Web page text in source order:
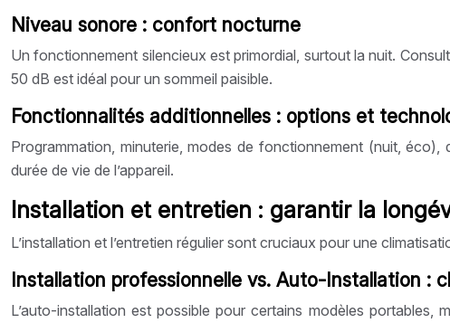
Niveau sonore : confort nocturne
Un fonctionnement silencieux est primordial, surtout la nuit.
50 dB est idéal pour un sommeil paisible.
Fonctionnalités additionnelles : options et
Programmation, minuterie, modes de fonctionnement (nuit,
durée de vie de l’appareil.
Installation et entretien : garantir la
L’installation et l’entretien régulier sont cruciaux pour une
Installation professionnelle vs. Auto-Installation :
L’auto-installation est possible pour certains modèles portables,